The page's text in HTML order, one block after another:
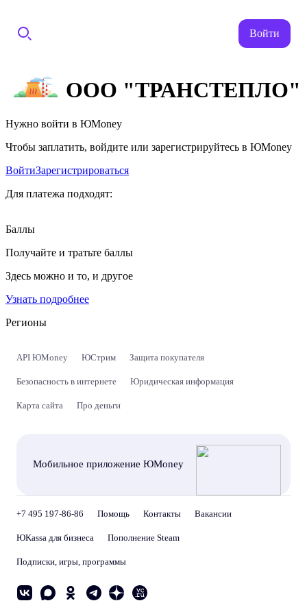
Войти
ООО "ТРАНСТЕПЛО"
Нужно войти в ЮMoney
Чтобы заплатить, войдите или зарегистрируйтесь в ЮMoney
ВойтиЗарегистрироваться
Для платежа подходят:
Баллы
Получайте и тратьте баллы
Здесь можно и то, и другое
Узнать подробнее
Регионы
API ЮMoney ЮСтрим Защита покупателя
Безопасность в интернете Юридическая информация
Карта сайта Про деньги
Мобильное приложение ЮMoney
+7 495 197-86-86 Помощь Контакты Вакансии
ЮKassa для бизнеса Пополнение Steam
Подписки, игры, программы